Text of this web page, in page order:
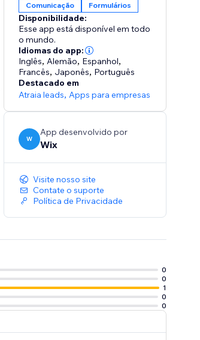
Comunicação
Formulários
Disponibilidade:
Esse app está disponível em todo
o mundo.
Idiomas do app:
Inglês, Alemão, Espanhol,
Francês, Japonês, Português
Destacado em
Atraia leads, Apps para empresas
W
App desenvolvido por
Wix
Visite nosso site
Contate o suporte
Política de Privacidade
0
0
1
0
0